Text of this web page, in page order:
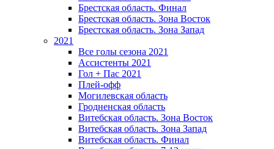
Брестская область. Финал
Брестская область. Зона Восток
Брестская область. Зона Запад
2021
Все голы сезона 2021
Ассистенты 2021
Гол + Пас 2021
Плей-офф
Могилевская область
Гродненская область
Витебская область. Зона Восток
Витебская область. Зона Запад
Витебская область. Финал